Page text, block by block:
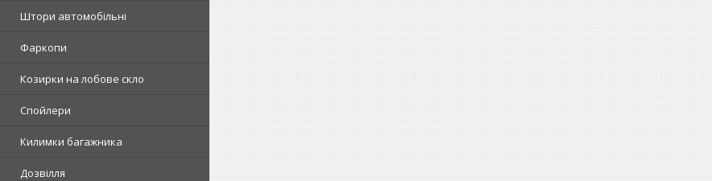
Штори автомобільні
Фаркопи
Козирки на лобове скло
Спойлери
Килимки багажника
Дозвілля